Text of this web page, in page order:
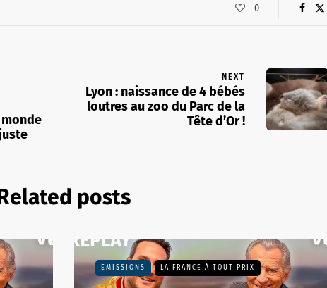
0
NEXT
Lyon : naissance de 4 bébés
loutres au zoo du Parc de la
Tête d’Or !
posts
EMISSIONS LA FRANCE À TOUT PRIX